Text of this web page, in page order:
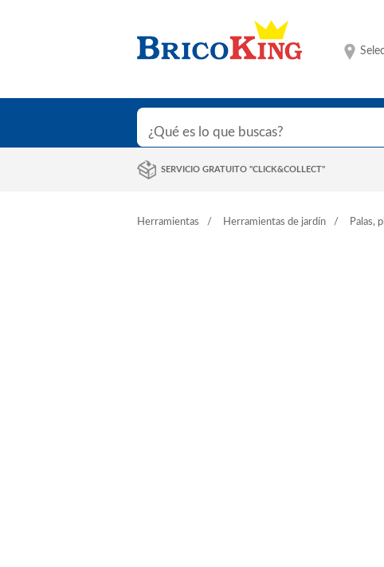
SERVICIO GRATUITO "CLICK&COLLECT"
Herramientas Herramientas de jardín Palas,